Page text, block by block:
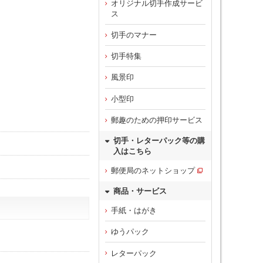
オリジナル切手作成サービ
ス
切手のマナー
切手特集
風景印
小型印
郵趣のための押印サービス
切手・レターパック等の購
入はこちら
郵便局のネットショップ
商品・サービス
手紙・はがき
ゆうパック
レターパック